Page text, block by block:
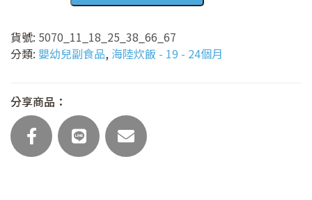
菇
豆
海
陸
炊
飯
(主
貨號: 5070_11_18_25_38_66_67
分類: 嬰幼兒副食品, 海陸炊飯 - 19 - 24個月
分享商品：